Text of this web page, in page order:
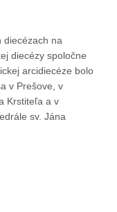
diecézach na
diecézy spoločne
arcidiecéze bolo
v Prešove, v
Krstiteľa a v
sv. Jána